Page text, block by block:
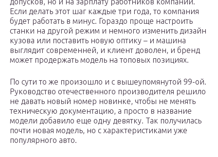
Если делать этот шаг каждые три года, то компания
будет работать в минус. Гораздо проще настроить
станки на другой режим и немного изменить дизайн
кузова или поставить новую оптику – и машина
выглядит современней, и клиент доволен, и бренд
может продержать модель на топовых позициях.
По сути то же произошло и с вышеупомянутой 99-ой.
Руководство отечественного производителя решило
не давать новый номер новинке, чтобы не менять
техническую документацию, а просто в название
модели добавило еще одну девятку. Так получилась
почти новая модель, но с характеристиками уже
популярного авто.